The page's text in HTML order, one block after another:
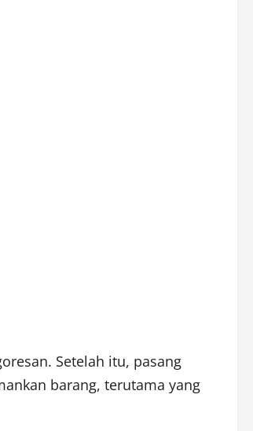
Setelah itu, pasang
barang, terutama yang